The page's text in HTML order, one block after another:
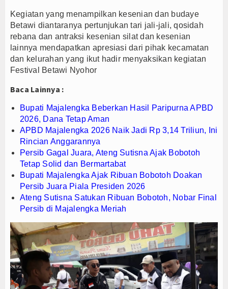
Jurnalis Diproses Sesuai Hukum
Dana Tetap Aman
Kegiatan yang menampilkan kesenian dan budaye
Betawi diantaranya pertunjukan tari jali-jali, qosidah
rebana dan antraksi kesenian silat dan kesenian
lainnya mendapatkan apresiasi dari pihak kecamatan
dan kelurahan yang ikut hadir menyaksikan kegiatan
Festival Betawi Nyohor
Baca Lainnya :
Bupati Majalengka Beberkan Hasil Paripurna APBD
2026, Dana Tetap Aman
APBD Majalengka 2026 Naik Jadi Rp 3,14 Triliun, Ini
Rincian Anggarannya
Persib Gagal Juara, Ateng Sutisna Ajak Bobotoh
Tetap Solid dan Bermartabat
Bupati Majalengka Ajak Ribuan Bobotoh Doakan
Persib Juara Piala Presiden 2026
Ateng Sutisna Satukan Ribuan Bobotoh, Nobar Final
Persib di Majalengka Meriah